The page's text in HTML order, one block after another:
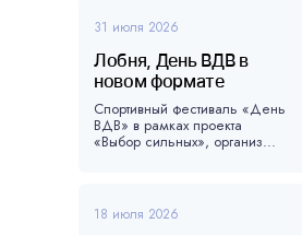
31 июля 2026
Лобня, День ВДВ в
новом формате
Спортивный фестиваль «День
ВДВ» в рамках проекта
«Выбор сильных», организ...
18 июля 2026